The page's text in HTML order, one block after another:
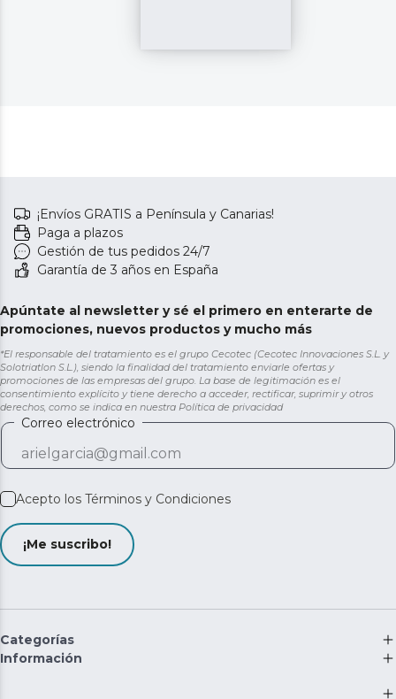
¡Envíos GRATIS a Península y Canarias!
Paga a plazos
Gestión de tus pedidos 24/7
Garantía de 3 años en España
Apúntate al newsletter y sé el primero en enterarte de
promociones, nuevos productos y mucho más
*El responsable del tratamiento es el grupo Cecotec (Cecotec Innovaciones S.L. y
Solotriatlon S.L.), siendo la finalidad del tratamiento enviarle ofertas y
promociones de las empresas del grupo. La base de legitimación es el
consentimiento explícito y tiene derecho a acceder, rectificar, suprimir y otros
derechos, como se indica en nuestra Política de privacidad
Correo electrónico
Acepto los Términos y Condiciones
¡Me suscribo!
Categorías
Información